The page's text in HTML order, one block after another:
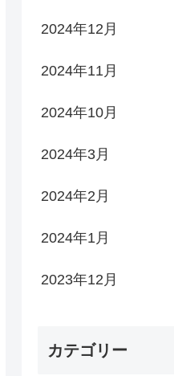
2024年12月
2024年11月
2024年10月
2024年3月
2024年2月
2024年1月
2023年12月
カテゴリー